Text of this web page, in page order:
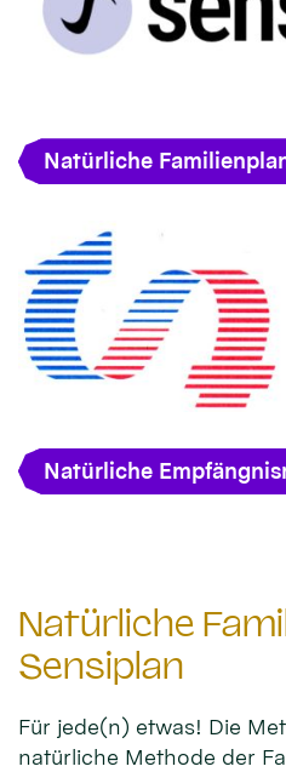
Natürliche
Natürliche
Natürliche
Sensiplan
Für jede(n) etwas! Die
natürliche Methode der